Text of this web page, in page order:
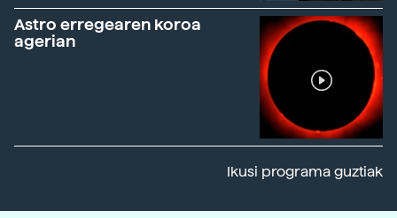
Astro erregearen koroa
agerian
Ikusi programa guztiak